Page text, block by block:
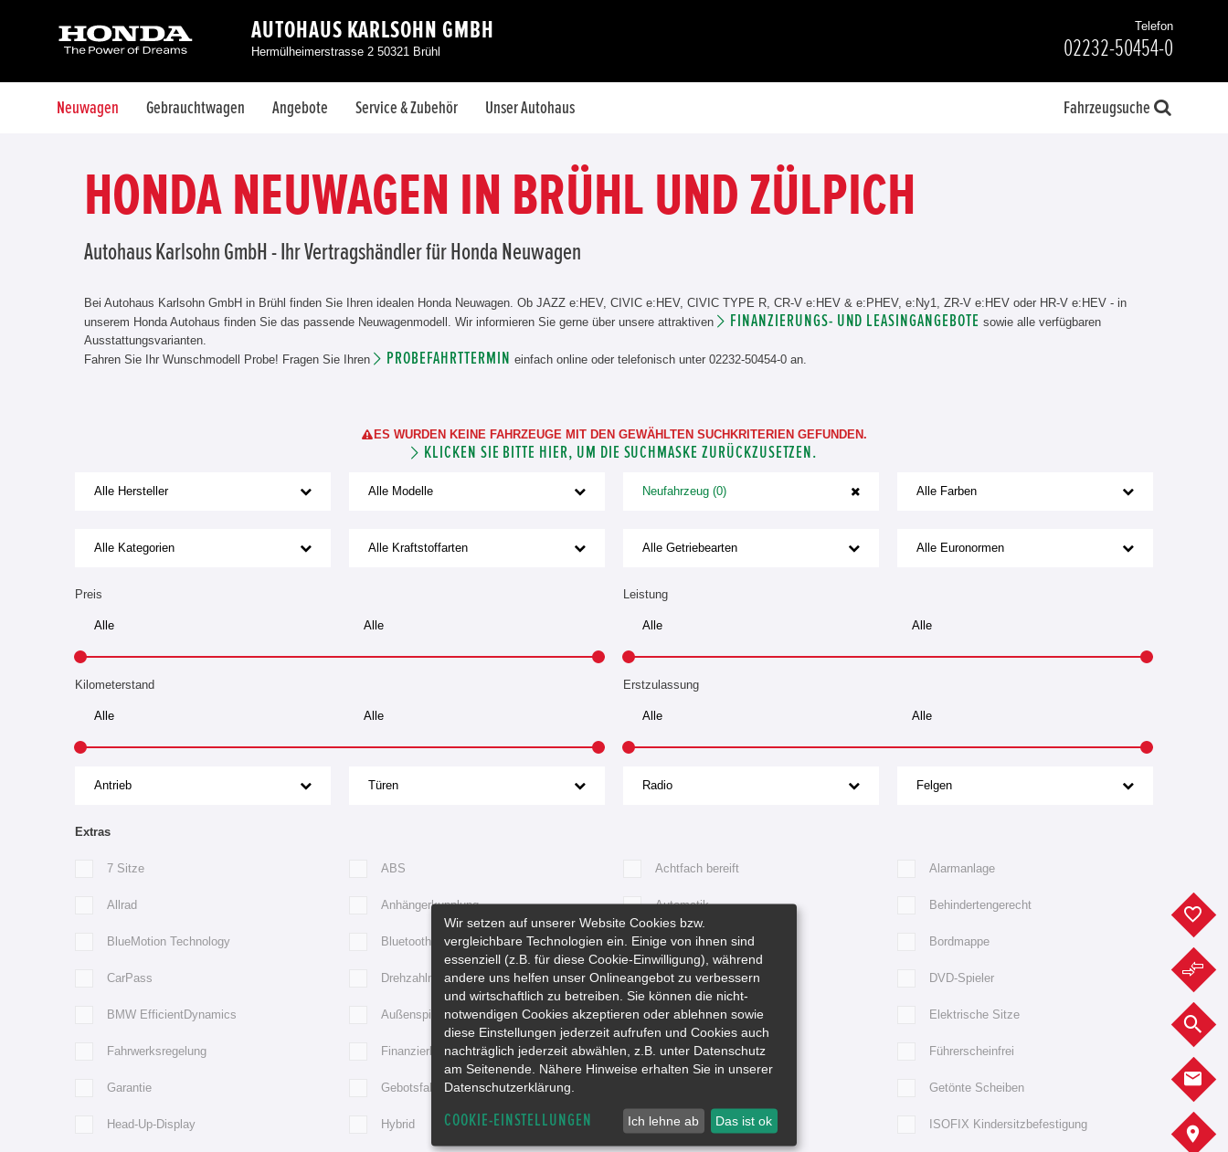
AUTOHAUS KARLSOHN GMBH
Hermülheimerstrasse 2 50321 Brühl
Telefon
02232-50454-0
Neuwagen Gebrauchtwagen Angebote Service & Zubehör Unser Autohaus Fahrzeugsuche
HONDA NEUWAGEN IN BRÜHL UND ZÜLPICH
Autohaus Karlsohn GmbH - Ihr Vertragshändler für Honda Neuwagen
Bei Autohaus Karlsohn GmbH in Brühl finden Sie Ihren idealen Honda Neuwagen. Ob JAZZ e:HEV, CIVIC e:HEV, CIVIC TYPE R, CR-V e:HEV & e:PHEV, e:Ny1, ZR-V e:HEV oder HR-V e:HEV - in
unserem Honda Autohaus finden Sie das passende Neuwagenmodell. Wir informieren Sie gerne über unsere attraktiven
FINANZIERUNGS- UND LEASINGANGEBOTE sowie alle verfügbaren
Ausstattungsvarianten.
Fahren Sie Ihr Wunschmodell Probe! Fragen Sie Ihren
PROBEFAHRTTERMIN einfach online oder telefonisch unter 02232-50454-0 an.
ES WURDEN KEINE FAHRZEUGE MIT DEN GEWÄHLTEN SUCHKRITERIEN GEFUNDEN.
KLICKEN SIE BITTE HIER, UM DIE SUCHMASKE ZURÜCKZUSETZEN.
Alle Hersteller Alle Modelle Neufahrzeug (0) Alle Farben
Alle Kategorien Alle Kraftstoffarten Alle Getriebearten Alle Euronormen
Preis Leistung
Kilometerstand Erstzulassung
Antrieb Türen Radio Felgen
Extras
7 Sitze ABS Achtfach bereift Alarmanlage
Allrad Anhängerkupplung Automatik Behindertengerecht
BlueMotion Technology Bluetooth Bordcomputer Bordmappe
CarPass Drehzahlmesser Durchladesystem DVD-Spieler
BMW EfficientDynamics Außenspiegel elektr. anklappbar Elektr. Fensterheber Elektrische Sitze
Fahrwerksregelung Finanzierbar Freisprecheinrichtung Führerscheinfrei
Garantie Gebotsfahrzeug Getönte Scheiben
Head-Up-Display Hybrid iPod Vorbereitung ISOFIX Kindersitzbefestigung
Wir setzen auf unserer Website Cookies bzw.
vergleichbare Technologien ein. Einige von ihnen sind
essenziell (z.B. für diese Cookie-Einwilligung), während
andere uns helfen unser Onlineangebot zu verbessern
und wirtschaftlich zu betreiben. Sie können die nicht-
notwendigen Cookies akzeptieren oder ablehnen sowie
diese Einstellungen jederzeit aufrufen und Cookies auch
nachträglich jederzeit abwählen, z.B. unter Datenschutz
am Seitenende. Nähere Hinweise erhalten Sie in unserer
Datenschutzerklärung.
COOKIE-EINSTELLUNGEN Ich lehne ab Das ist ok